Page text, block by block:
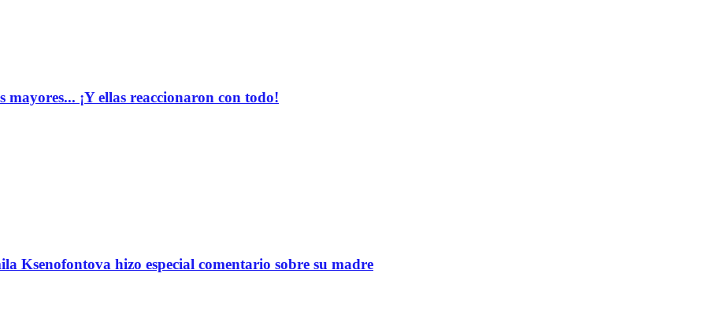
¡Y ellas reaccionaron con todo!
Ksenofontova hizo especial comentario sobre su madre